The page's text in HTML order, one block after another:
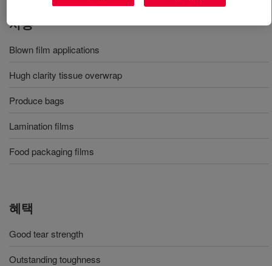
사용
Blown film applications
Hugh clarity tissue overwrap
Produce bags
Lamination films
Food packaging films
혜택
Good tear strength
Outstanding toughness